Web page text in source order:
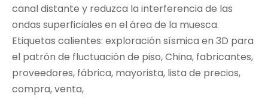
canal distante y reduzca la interferencia de las
ondas superficiales en el área de la muesca.
Etiquetas calientes: exploración sísmica en 3D para
el patrón de fluctuación de piso, China, fabricantes,
proveedores, fábrica, mayorista, lista de precios,
compra, venta,